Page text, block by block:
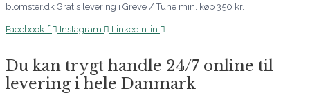
blomster.dk Gratis levering i Greve / Tune min. køb 350 kr.
Facebook-f Instagram Linkedin-in
Du kan trygt handle 24/7 online til
levering i hele Danmark